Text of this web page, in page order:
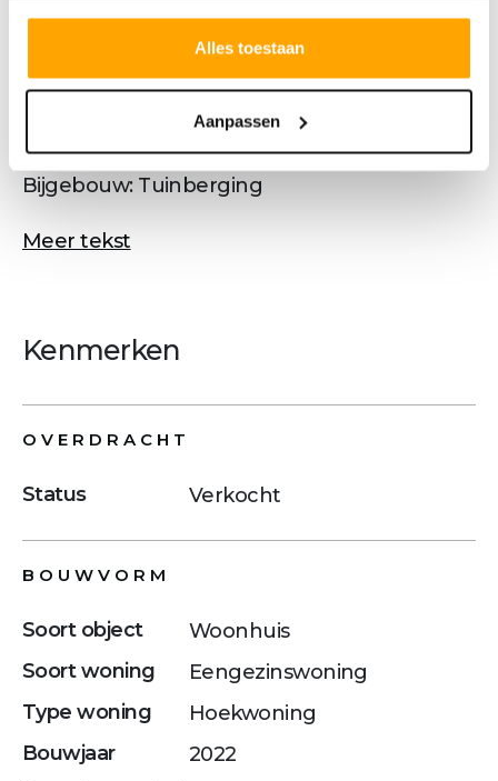
Alles toestaan
Aanpassen
zolder
- Energiezuinige woning
- Vele opties en uitbreidingsmogelijkheden
Woonoppervlakte: 127 m²
Bijgebouw: Tuinberging
Meer tekst
Kenmerken
OVERDRACHT
Status Verkocht
BOUWVORM
Soort object
Woonhuis
Soort woning
Eengezinswoning
Type woning
Hoekwoning
Bouwjaar
2022